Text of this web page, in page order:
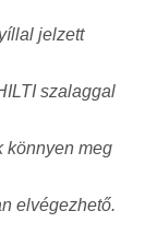
jelzett
szalaggal
könnyen meg
elvégezhető.